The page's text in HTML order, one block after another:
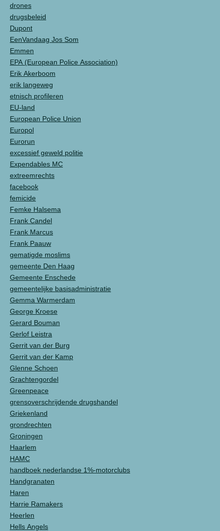
drones
drugsbeleid
Dupont
EenVandaag Jos Som
Emmen
EPA (European Police Association)
Erik Akerboom
erik langeweg
etnisch profileren
EU-land
European Police Union
Europol
Eurorun
excessief geweld politie
Expendables MC
extreemrechts
facebook
femicide
Femke Halsema
Frank Candel
Frank Marcus
Frank Paauw
gematigde moslims
gemeente Den Haag
Gemeente Enschede
gemeentelijke basisadministratie
Gemma Warmerdam
George Kroese
Gerard Bouman
Gerlof Leistra
Gerrit van der Burg
Gerrit van der Kamp
Glenne Schoen
Grachtengordel
Greenpeace
grensoverschrijdende drugshandel
Griekenland
grondrechten
Groningen
Haarlem
HAMC
handboek nederlandse 1%-motorclubs
Handgranaten
Haren
Harrie Ramakers
Heerlen
Hells Angels